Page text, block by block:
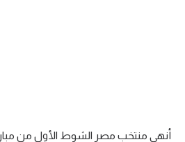
أنهى منتخب مصر الشوط الأول من